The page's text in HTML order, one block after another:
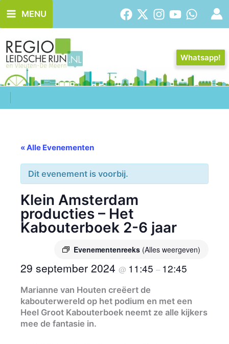
naar
de
inhoud
MENU
Whatsapp!
« Alle Evenementen
Dit evenement is voorbij.
Klein Amsterdam
producties – Het
Kabouterboek 2-6 jaar
Evenementenreeks (Alles weergeven)
29 september 2024 @ 11:45 – 12:45
Marianne van Houten creëert de
kabouterwereld op het podium en met een
Heel Groot Kabouterboek neemt ze alle kijkers
mee de fantasie in.